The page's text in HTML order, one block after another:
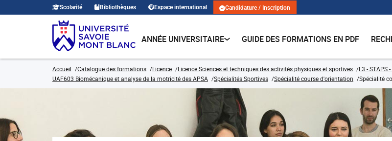
Scolarité Bibliothèques Espace international Candidature / Inscription
ANNÉE UNIVERSITAIRE GUIDE DES FORMATIONS EN PDF
Accueil Catalogue des formations Licence Licence Sciences et techniques des activités physiques et sportives
L3 - STAPS
UAF603 Biomécanique et analyse de la motricité des APSA
Spécialités Sportives Spécialité course d'orientation Spécialité